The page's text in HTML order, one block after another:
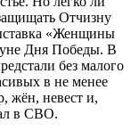
Отчизну
«Женщины
Дня Победы. В
без малого
в не менее
жён, невест и,
в СВО.